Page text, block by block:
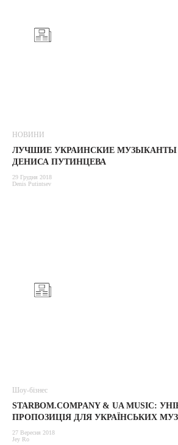
НОВИНИ
ЛУЧШИЕ УКРАИНСКИЕ МУЗЫКАНТЫ
ДЕНИСА ПУТИНЦЕВА
29 Грудня 2018
Denis Putintsev
Шоу-бізнес
STARBOM.COMPANY & UA MUSIC:
ПРОПОЗИЦІЯ ДЛЯ УКРАЇНСЬКИХ
27 Вересня 2018
Jey Ro